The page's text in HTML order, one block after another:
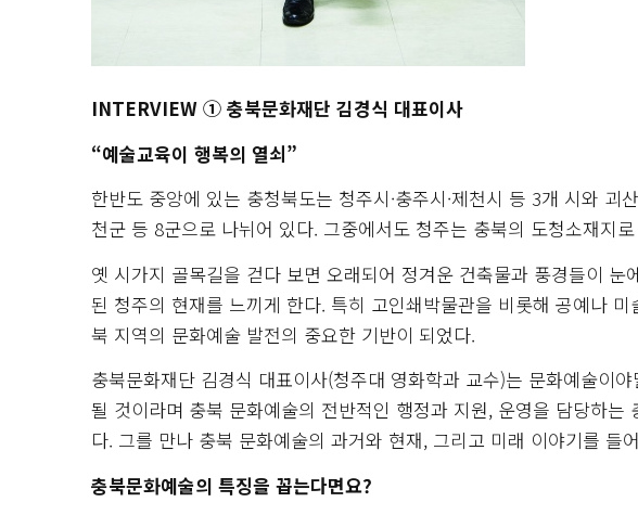
INTERVIEW ① 충북문화재단 김경식 대표이사
“예술교육이 행복의 열쇠”
한반도 중앙에 있는 충청북도는 청주시·충주시·제천시 등 3개 시와 괴산
천군 등 8군으로 나뉘어 있다. 그중에서도 청주는 충북의 도청소재지
옛 시가지 골목길을 걷다 보면 오래되어 정겨운 건축물과 풍경들이
된 청주의 현재를 느끼게 한다. 특히 고인쇄박물관을 비롯해 공예나
북 지역의 문화예술 발전의 중요한 기반이 되었다.
충북문화재단 김경식 대표이사(청주대 영화학과 교수)는 문화예술이
될 것이라며 충북 문화예술의 전반적인 행정과 지원, 운영을 담당하
다. 그를 만나 충북 문화예술의 과거와 현재, 그리고 미래 이야기를 들
충북문화예술의 특징을 꼽는다면요?